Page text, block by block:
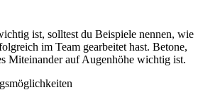
ist, solltest du Beispiele nennen, wie
im Team gearbeitet hast. Betone,
Miteinander auf Augenhöhe wichtig ist.